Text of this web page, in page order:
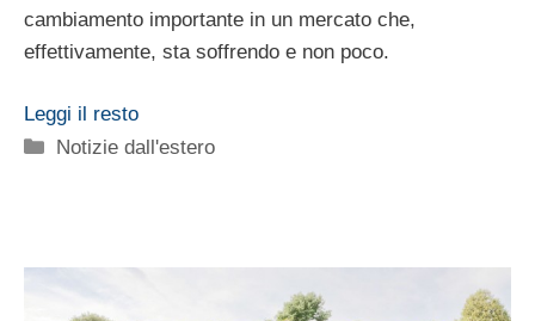
cambiamento importante in un mercato che,
effettivamente, sta soffrendo e non poco.
Leggi il resto
Categorie
Notizie dall'estero